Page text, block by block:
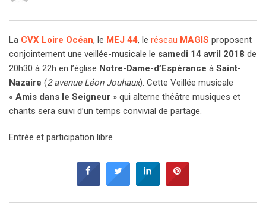
La CVX Loire Océan, le MEJ 44, le réseau MAGIS proposent
conjointement une veillée-musicale le samedi 14 avril 2018 de
20h30 à 22h en l’église Notre-Dame-d’Espérance à Saint-
Nazaire (2 avenue Léon Jouhaux). Cette Veillée musicale
« Amis dans le Seigneur » qui alterne théâtre musiques et
chants sera suivi d’un temps convivial de partage.
Entrée et participation libre